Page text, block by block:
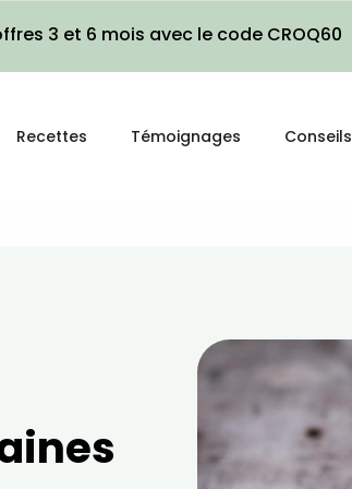
3 et 6 mois avec le code CROQ60
Recettes Témoignages Conseils